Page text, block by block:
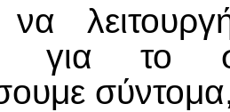
να
για το